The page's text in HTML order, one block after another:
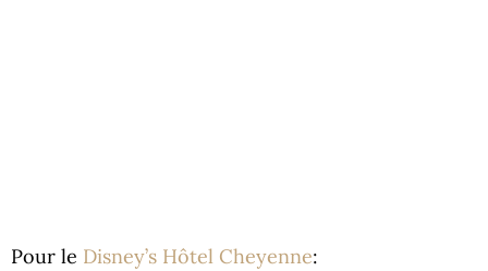
Pour le Disney’s Hôtel Cheyenne: